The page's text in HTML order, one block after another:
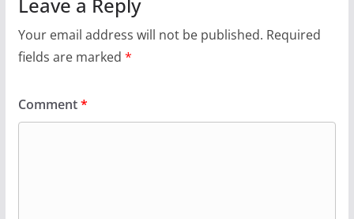
Your email address will not be published. Required
fields are marked *
Comment*